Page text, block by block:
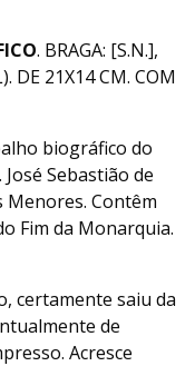
. BRAGA: [S.N.],
DE 21X14 CM. COM
biográfico do
Sebastião de
Menores. Contêm
Fim da Monarquia.
certamente saiu da
de
Acresce